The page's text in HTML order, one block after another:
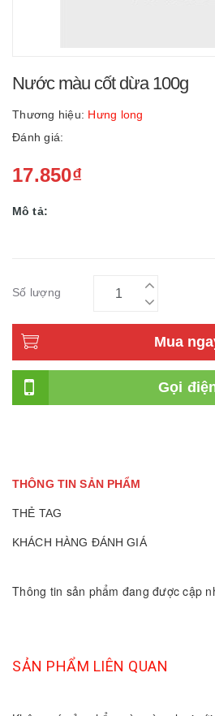
Nước màu cốt dừa 100g
Thương hiệu: Hưng long
Đánh giá:
17.850₫
Mô tả:
Số lượng
Mua
Gọi
THÔNG TIN SẢN PHẨM
THẺ TAG
KHÁCH HÀNG ĐÁNH GIÁ
Thông tin sản phẩm đang được cập
SẢN PHẨM LIÊN QUAN